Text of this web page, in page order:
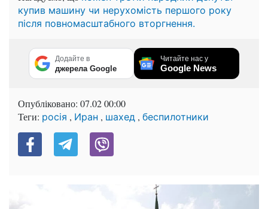
купив машину чи нерухомість першого року
після повномасштабного вторгнення.
Додайте в
джерела Google
Читайте нас у
Google News
Опубліковано: 07.02 00:00
Теги: росія , Иран , шахед , беспилотники